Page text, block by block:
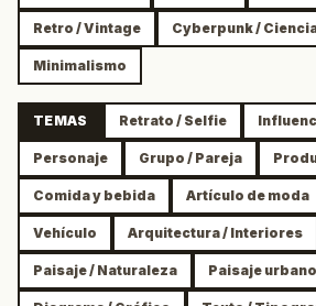
Retro / Vintage Cyberpunk /
Minimalismo
TEMAS Retrato / Selfie
Personaje Grupo / Pareja
Comida y bebida Artículo de moda
Vehículo Arquitectura / Interiores
Paisaje / Naturaleza Paisaje